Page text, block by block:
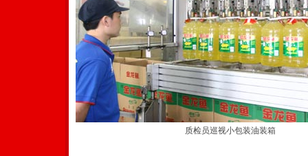
质检员巡视小包装油装箱